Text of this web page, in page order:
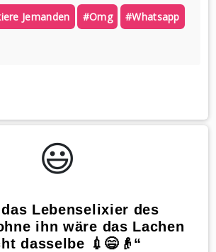
Jemanden #omg #whatsapp
😃️
Lebenselixier des
ihn wäre das Lachen
dasselbe 💉😄👴“